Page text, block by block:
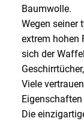
Baumwolle.
Wegen seiner
extrem hohen
sich der
Viele
Die